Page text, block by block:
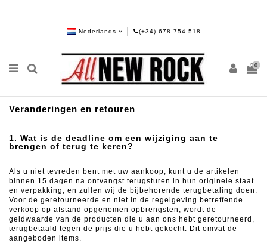
Nederlands (+34) 678 754 518
0
Veranderingen en retouren
1. Wat is de deadline om een ​​wijziging aan te
brengen of terug te keren?
Als u niet tevreden bent met uw aankoop, kunt u de artikelen
binnen 15 dagen na ontvangst terugsturen in hun originele staat
en verpakking, en zullen wij de bijbehorende terugbetaling doen.
Voor de geretourneerde en niet in de regelgeving betreffende
verkoop op afstand opgenomen opbrengsten, wordt de
geldwaarde van de producten die u aan ons hebt geretourneerd,
terugbetaald tegen de prijs die u hebt gekocht. Dit omvat de
aangeboden items.